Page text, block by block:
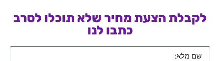
לקבלת הצעת מחיר שלא תוכלו לסרב
כתבו לנו